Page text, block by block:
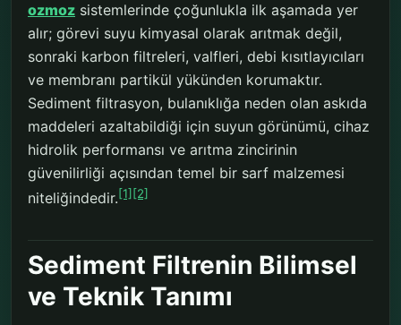
ozmoz sistemlerinde çoğunlukla ilk aşamada yer
alır; görevi suyu kimyasal olarak arıtmak değil,
sonraki karbon filtreleri, valfleri, debi kısıtlayıcıları
ve membranı partikül yükünden korumaktır.
Sediment filtrasyon, bulanıklığa neden olan askıda
maddeleri azaltabildiği için suyun görünümü, cihaz
hidrolik performansı ve arıtma zincirinin
güvenilirliği açısından temel bir sarf malzemesi
niteliğindedir.[1] [2]
Sediment Filtrenin Bilimsel
ve Teknik Tanımı